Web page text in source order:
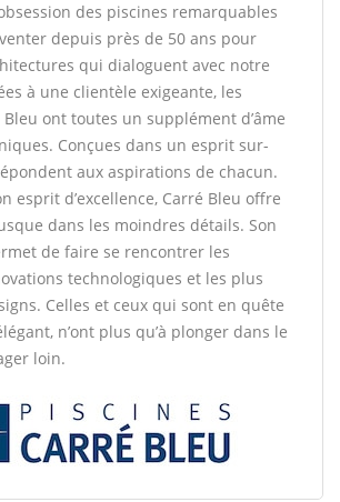
des piscines remarquables
depuis près de 50 ans pour
qui dialoguent avec notre
à une clientèle exigeante, les
ont toutes un supplément d’âme
Conçues dans un esprit sur-
aux aspirations de chacun.
esprit d’excellence, Carré Bleu offre
dans les moindres détails. Son
de faire se rencontrer les
technologiques et les plus
Celles et ceux qui sont en quête
n’ont plus qu’à plonger dans le
loin.